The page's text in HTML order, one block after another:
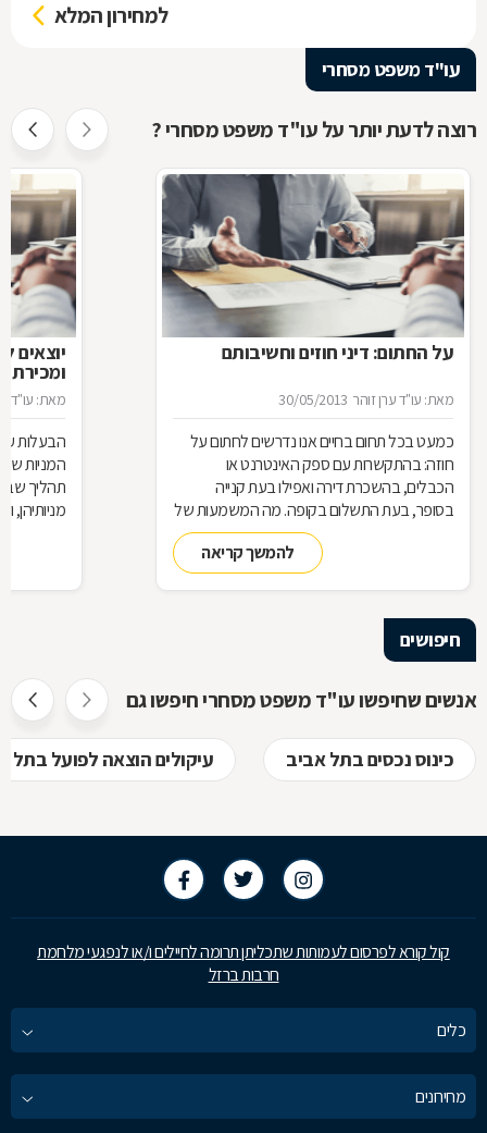
למחירון המלא
עו"ד משפט מסחרי
רוצה לדעת יותר על עו"ד משפט מסחרי ?
על החתום: דיני חוזים וחשיבותם
מאת: עו"ד ערן זוהר 30/05/2013
כמעט בכל תחום בחיים אנו נדרשים לחתום על
חוזה: בהתקשרות עם ספק האינטרנט או
הכבלים, בהשכרת דירה ואפילו בעת קנייה
בסופר, בעת התשלום בקופה. מה המשמעות של
היותנו צד בחוזה, מתי ניתן להפר אותו והאם כל
הסכם מחייב אותנו מבחינה משפטיתלהמשך קריאה
יוצאים
ומכירת
מאת: עו"ד
הבעלות
המניות
תהליך
מניותיהן,
חיפושים
אנשים שחיפשו עו"ד משפט מסחרי חיפשו גם
כינוס נכסים בתל אביב עיקולים הוצאה לפועל בתל
קול קורא לפרסום לעמותות שתכליתן תרומה לחיילים ו/או לנפגעי מלחמת
חרבות ברזל
כלים
מחירונים